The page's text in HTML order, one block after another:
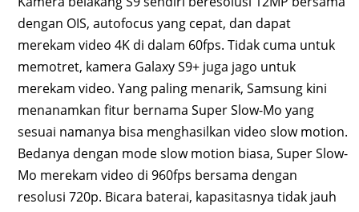
dengan OIS, autofocus yang cepat, dan dapat
merekam video 4K di dalam 60fps. Tidak cuma untuk
memotret, kamera Galaxy S9+ juga jago untuk
merekam video. Yang paling menarik, Samsung kini
menanamkan fitur bernama Super Slow-Mo yang
sesuai namanya bisa menghasilkan video slow motion.
Bedanya dengan mode slow motion biasa, Super Slow-
Mo merekam video di 960fps bersama dengan
resolusi 720p. Bicara baterai, kapasitasnya tidak jauh